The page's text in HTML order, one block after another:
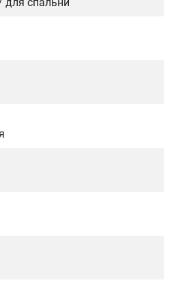
для спальни